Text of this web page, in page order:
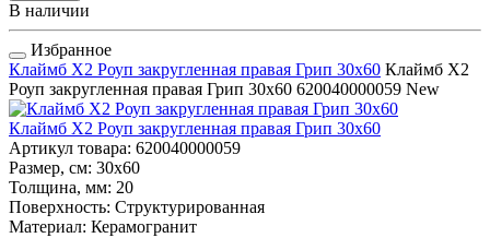
В наличии
Избранное
Клаймб Х2 Роуп закругленная правая Грип 30x60 Клаймб Х2
Роуп закругленная правая Грип 30x60 620040000059 New
Клаймб Х2 Роуп закругленная правая Грип 30x60
Артикул товара: 620040000059
Размер, см: 30x60
Толщина, мм: 20
Поверхность: Структурированная
Материал: Керамогранит